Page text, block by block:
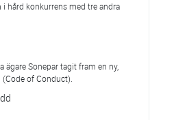
hård konkurrens med tre andra
ägare Sonepar tagit fram en ny,
of Conduct).